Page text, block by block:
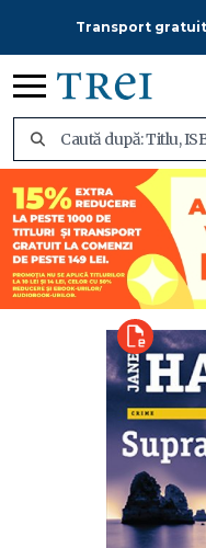
Transport gratuit